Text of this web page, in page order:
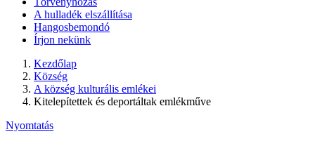
A hulladék elszállítása
Hangosbemondó
Írjon nekünk
Kezdőlap
Község
A község kulturális emlékei
Kitelepítettek és deportáltak emlékműve
Nyomtatás